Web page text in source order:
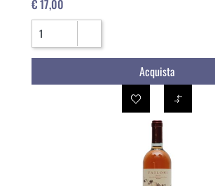
€ 17,00
Quantità
Acquista